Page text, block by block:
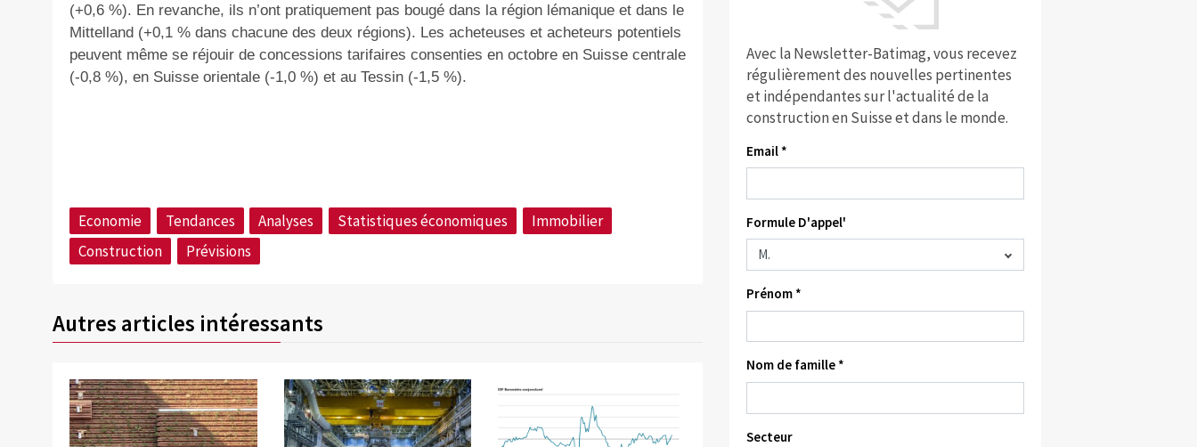
(+0,6 %). En revanche, ils n’ont pratiquement pas bougé dans la région lémanique et dans le
Mittelland (+0,1 % dans chacune des deux régions). Les acheteuses et acheteurs potentiels
peuvent même se réjouir de concessions tarifaires consenties en octobre en Suisse centrale
(-0,8 %), en Suisse orientale (-1,0 %) et au Tessin (-1,5 %).
Economie Tendances Analyses Statistiques économiques
Immobilier
Construction
Prévisions
Autres articles intéressants
Avec la Newsletter-Batimag, vous recevez
régulièrement des nouvelles pertinentes
et indépendantes sur l'actualité de la
construction en Suisse et dans le monde.
Email *
Formule D'appel'
Prénom *
Nom de famille *
Secteur